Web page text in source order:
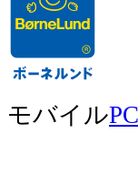
モバイルPC